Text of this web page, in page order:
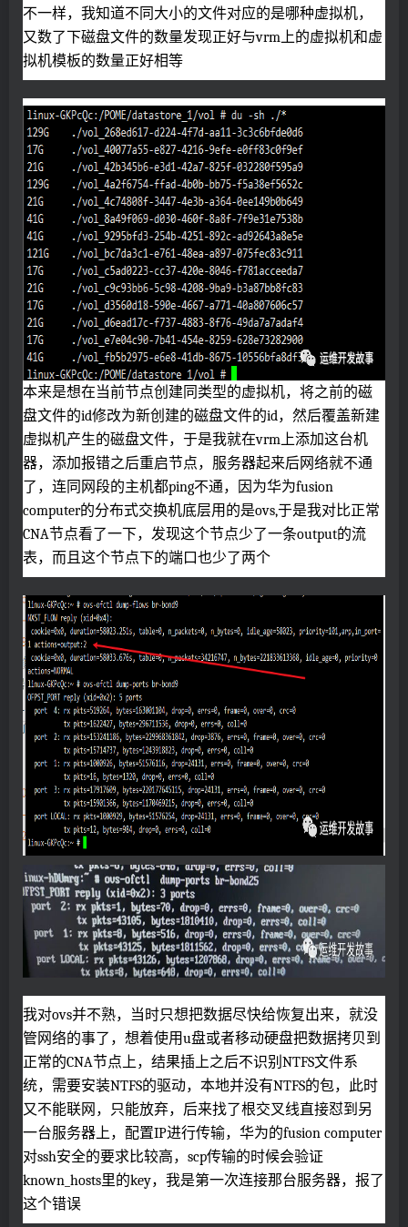
不一样，我知道不同大小的文件对应的是哪种虚拟机，
又数了下磁盘文件的数量发现正好与vrm上的虚拟机和虚
拟机模板的数量正好相等
本来是想在当前节点创建同类型的虚拟机，将之前的磁
盘文件的id修改为新创建的磁盘文件的id，然后覆盖新建
虚拟机产生的磁盘文件，于是我就在vrm上添加这台机
器，添加报错之后重启节点，服务器起来后网络就不通
了，连同网段的主机都ping不通，因为华为fusion
computer的分布式交换机底层用的是ovs,于是我对比正常
CNA节点看了一下，发现这个节点少了一条output的流
表，而且这个节点下的端口也少了两个
我对ovs并不熟，当时只想把数据尽快给恢复出来，就没
管网络的事了，想着使用u盘或者移动硬盘把数据拷贝到
正常的CNA节点上，结果插上之后不识别NTFS文件系
统，需要安装NTFS的驱动，本地并没有NTFS的包，此时
又不能联网，只能放弃，后来找了根交叉线直接怼到另
一台服务器上，配置IP进行传输，华为的fusion computer
对ssh安全的要求比较高，scp传输的时候会验证
known_hosts里的key，我是第一次连接那台服务器，报了
这个错误